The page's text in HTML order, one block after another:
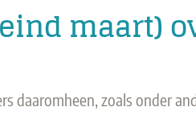
maart)
daaromheen, zoals onder